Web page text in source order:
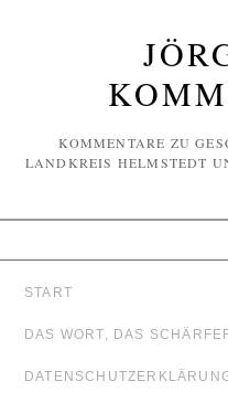
KOMMENTARE ZU
LANDKREIS HELMSTEDT
START
DAS WORT, DAS